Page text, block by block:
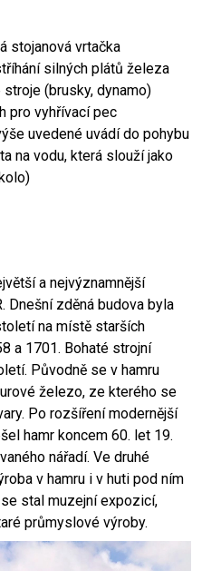
stojanová vrtačka
silných plátů železa
(brusky, dynamo)
pro vyhřívací pec
uvedené uvádí do pohybu
na vodu, která slouží jako
a nejvýznamnější
Dnešní zděná budova byla
na místě starších
a 1701. Bohaté strojní
Původně se v hamru
železo, ze kterého se
Po rozšíření modernější
hamr koncem 60. let 19.
nářadí. Ve druhé
v hamru i v huti pod ním
stal muzejní expozicí,
průmyslové výroby.